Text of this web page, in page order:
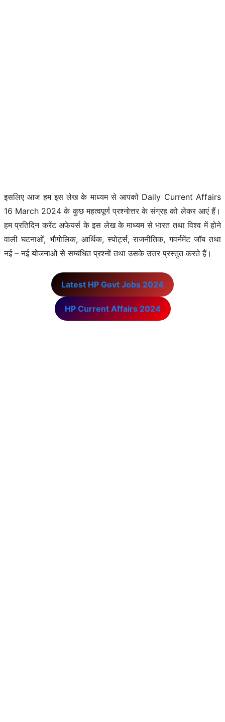
इसलिए आज हम इस लेख के माध्यम से आपको Daily Current Affairs
16 March 2024 के कुछ महत्वपूर्ण प्रश्नोत्तर के संग्रह को लेकर आएं हैं।
हम प्रतिदिन करेंट अफेयर्स के इस लेख के माध्यम से भारत तथा विश्व में होने
वाली घटनाओं, भौगोलिक, आर्थिक, स्पोर्ट्स, राजनीतिक, गवर्नमेंट जॉब तथा
नई – नई योजनाओं से सम्बंधित प्रश्नों तथा उसके उत्तर प्रस्तुत करते हैं।
Latest HP Govt Jobs 2024
HP Current Affairs 2024